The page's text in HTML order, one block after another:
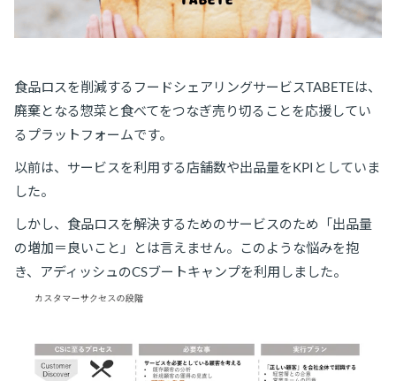
食品ロスを削減するフードシェアリングサービスTABETEは、
廃棄となる惣菜と食べてをつなぎ売り切ることを応援してい
るプラットフォームです。
以前は、サービスを利用する店舗数や出品量をKPIとしていま
した。
しかし、食品ロスを解決するためのサービスのため「出品量
の増加＝良いこと」とは言えません。このような悩みを抱
き、アディッシュのCSブートキャンプを利用しました。